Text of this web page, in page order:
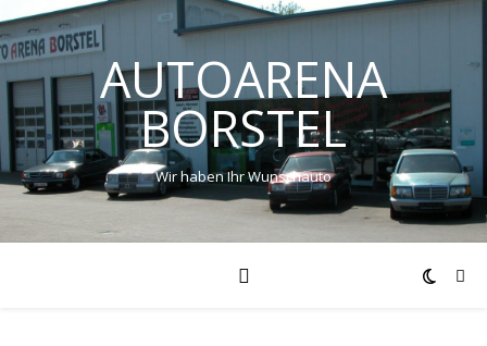
AUTOARENA
BORSTEL
Wir haben Ihr Wunschauto